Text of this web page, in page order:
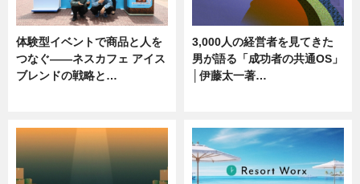
体験型イベントで商品と人を
つなぐ――ネスカフェ アイス
ブレンドの戦略と…
3,000人の経営者を見てきた
男が語る「成功者の共通OS」
│伊藤太一著…